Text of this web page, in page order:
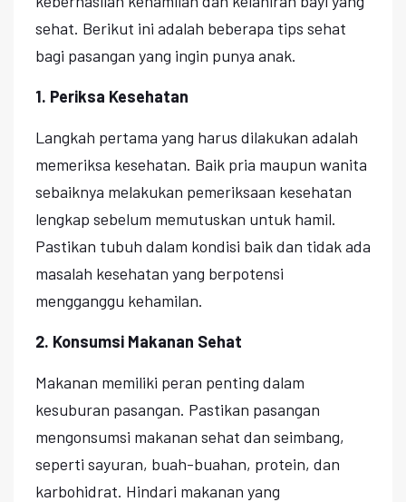
sehat. Berikut ini adalah beberapa tips sehat
bagi pasangan yang ingin punya anak.
1. Periksa Kesehatan
Langkah pertama yang harus dilakukan adalah
memeriksa kesehatan. Baik pria maupun wanita
sebaiknya melakukan pemeriksaan kesehatan
lengkap sebelum memutuskan untuk hamil.
Pastikan tubuh dalam kondisi baik dan tidak ada
masalah kesehatan yang berpotensi
mengganggu kehamilan.
2. Konsumsi Makanan Sehat
Makanan memiliki peran penting dalam
kesuburan pasangan. Pastikan pasangan
mengonsumsi makanan sehat dan seimbang,
seperti sayuran, buah-buahan, protein, dan
karbohidrat. Hindari makanan yang